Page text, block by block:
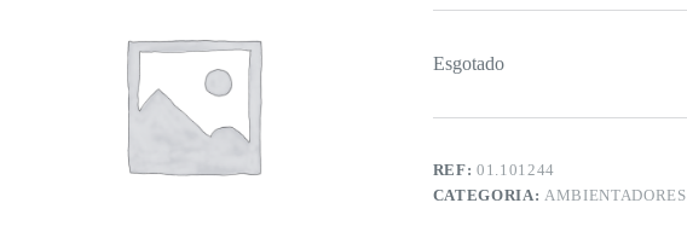
Esgotado
REF:01.101244
CATEGORIA: AMBIENTADORES